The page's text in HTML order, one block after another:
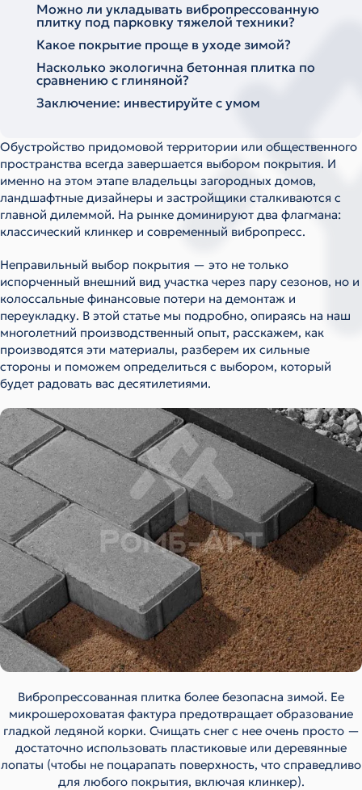
Можно ли укладывать вибропрессованную
плитку под парковку тяжелой техники?
Какое покрытие проще в уходе зимой?
Насколько экологична бетонная плитка по
сравнению с глиняной?
Заключение: инвестируйте с умом
Обустройство придомовой территории или общественного
пространства всегда завершается выбором покрытия. И
именно на этом этапе владельцы загородных домов,
ландшафтные дизайнеры и застройщики сталкиваются с
главной дилеммой. На рынке доминируют два флагмана:
классический клинкер и современный вибропресс.
Неправильный выбор покрытия — это не только
испорченный внешний вид участка через пару сезонов, но и
колоссальные финансовые потери на демонтаж и
переукладку. В этой статье мы подробно, опираясь на наш
многолетний производственный опыт, расскажем, как
производятся эти материалы, разберем их сильные
стороны и поможем определиться с выбором, который
будет радовать вас десятилетиями.
Вибропрессованная плитка более безопасна зимой. Ее
микрошероховатая фактура предотвращает образование
гладкой ледяной корки. Счищать снег с нее очень просто —
достаточно использовать пластиковые или деревянные
лопаты (чтобы не поцарапать поверхность, что справедливо
для любого покрытия, включая клинкер).